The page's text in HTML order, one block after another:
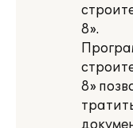
8».
8»